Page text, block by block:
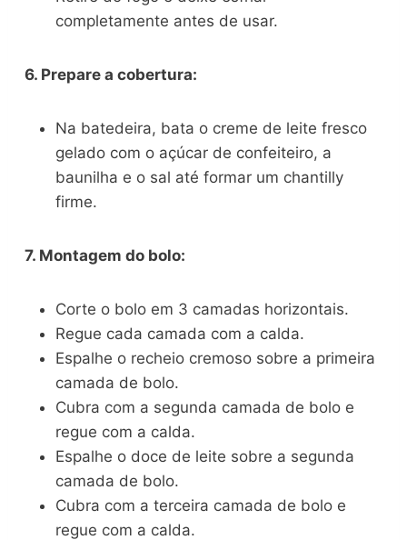
completamente antes de usar.
6. Prepare a cobertura:
Na batedeira, bata o creme de leite fresco
gelado com o açúcar de confeiteiro, a
baunilha e o sal até formar um chantilly
firme.
7. Montagem do bolo:
Corte o bolo em 3 camadas horizontais.
Regue cada camada com a calda.
Espalhe o recheio cremoso sobre a primeira
camada de bolo.
Cubra com a segunda camada de bolo e
regue com a calda.
Espalhe o doce de leite sobre a segunda
camada de bolo.
Cubra com a terceira camada de bolo e
regue com a calda.